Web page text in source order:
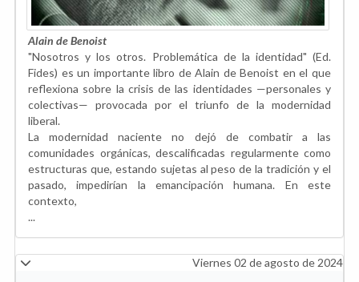
Alain de Benoist
"Nosotros y los otros. Problemática de la identidad" (Ed.
Fides) es un importante libro de Alain de Benoist en el que
reflexiona sobre la crisis de las identidades —personales y
colectivas— provocada por el triunfo de la modernidad
liberal.
La modernidad naciente no dejó de combatir a las
comunidades orgánicas, descalificadas regularmente como
estructuras que, estando sujetas al peso de la tradición y el
pasado, impedirían la emancipación humana. En este
contexto,
...
Viernes 02 de agosto de 2024